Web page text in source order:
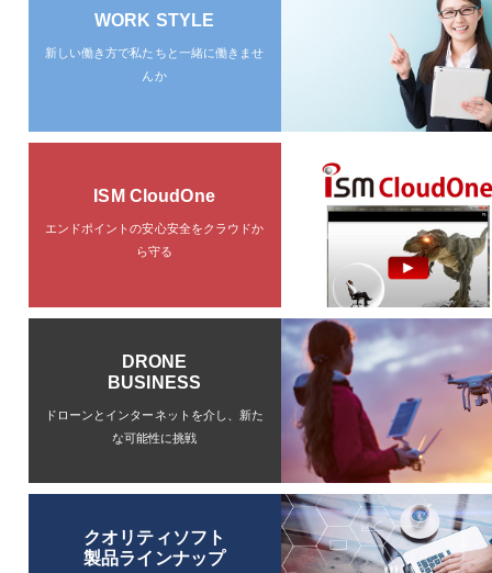
WORK STYLE
新しい働き方で私たちと一緒に働きませ
んか
ISM CloudOne
エンドポイントの安心安全をクラウドか
ら守る
DRONE
BUSINESS
ドローンと インターネットを介し、 新た
な可能性に挑戦
クオリティソフト
製品ラインナップ